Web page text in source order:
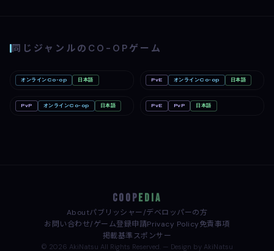
同じジャンルのCO-OPゲーム
Romestead
オンラインCo-op 日本語 PC
どろぼうノーム
PvE オンラインCo-op 日本語
PC
めっちゃカメレオン
PvP オンラインCo-op 日本語
Minecraft: Java & Bedrock
PvE PvP 日本語
COOP EDIA
Aboutパブリッシャー/デベロッパーの方
お問い合わせ/ゲーム登録申請Privacy Policy免責事項
掲載基準スポンサー
© 2026 AkiNatsu All Rights Reserved. — Design by AkiNatsu